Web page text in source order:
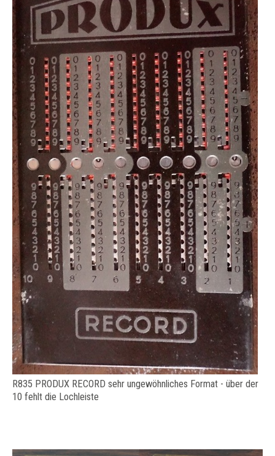
R835 PRODUX RECORD sehr ungewöhnliches Format - über der
10 fehlt die Lochleiste